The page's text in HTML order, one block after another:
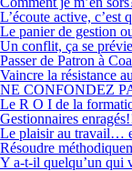
L’écoute active, c’est
Le panier de gestion
Un conflit, ça se
Passer de Patron à
Vaincre la résistance
NE CONFONDEZ
Le R O I de la
Gestionnaires
Le plaisir au travail…
Résoudre
Y a-t-il quelqu’un qui